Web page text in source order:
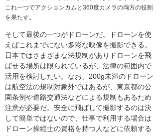
これ一つでアクションカムと360度カメラの両方の役割
を果たす。
そして最後の一つがドローンだ。ドローンを使
えばこれまでにない多彩な映像を撮影できる。
日本ではさまざまな法規制がありドローンを飛
ばせる場所は限られているが、法律の範囲内で
活用を検討したい。なお、200g未満のドローン
は航空法の規制対象外ではあるが、東京都の公
園条例や道路交通法などによる規制もあるため
注意が必要だ。安全に飛ばして撮影するのは決
して簡単ではないので、仕事で利用する場合は
ドローン操縦士の資格を持つ人などに依頼する